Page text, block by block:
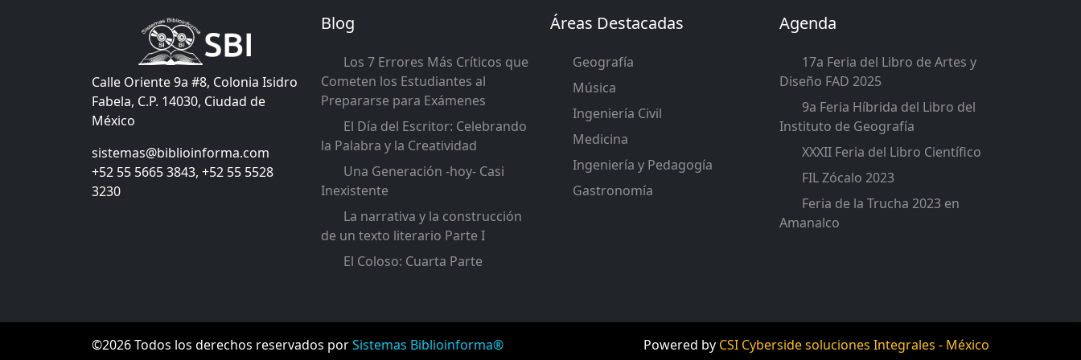
Calle Oriente 9a #8, Colonia Isidro
Fabela, C.P. 14030, Ciudad de
México
sistemas@biblioinforma.com
+52 55 5665 3843, +52 55 5528
3230
Blog
Los 7 Errores Más Críticos que
Cometen los Estudiantes al
Prepararse para Exámenes
El Día del Escritor: Celebrando
la Palabra y la Creatividad
Una Generación -hoy- Casi
Inexistente
La narrativa y la construcción
de un texto literario Parte I
El Coloso: Cuarta Parte
Áreas Destacadas
Geografía
Música
Ingeniería Civil
Medicina
Ingeniería y Pedagogía
Gastronomía
Agenda
17a Feria del Libro de Artes y
Diseño FAD 2025
9a Feria Híbrida del Libro del
Instituto de Geografía
XXXII Feria del Libro Científico
FIL Zócalo 2023
Feria de la Trucha 2023 en
Amanalco
©2026 Todos los derechos reservados porSistemas Biblioinforma® Powered by CSI Cyberside soluciones Integrales - México